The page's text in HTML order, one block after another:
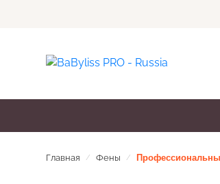
Главная / Фены /